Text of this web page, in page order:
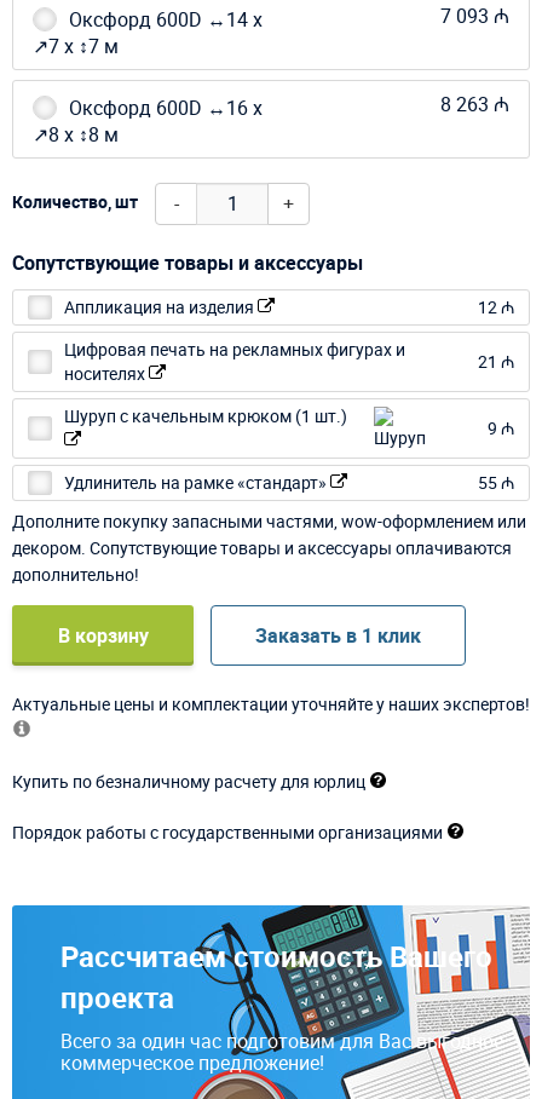
Оксфорд 600D ↔14 х
↗7 х ↕7 м
7 093 ₼
Оксфорд 600D ↔16 х
↗8 х ↕8 м
8 263 ₼
Количество, шт - +
Сопутствующие товары и аксессуары
Аппликация на изделия
12 ₼
Цифровая печать на рекламных фигурах и
носителях
21 ₼
Шуруп с качельным крюком (1 шт.)
9 ₼
Удлинитель на рамке «стандарт»
55 ₼
Дополните покупку запасными частями, wow-оформлением или
декором. Сопутствующие товары и аксессуары оплачиваются
дополнительно!
В корзину Заказать в 1 клик
Актуальные цены и комплектации уточняйте у наших экспертов!
Купить по безналичному расчету для юрлиц
Порядок работы с государственными организациями
Рассчитаем стоимость Вашего
проекта
Всего за один час подготовим для Вас выгодное
коммерческое предложение!